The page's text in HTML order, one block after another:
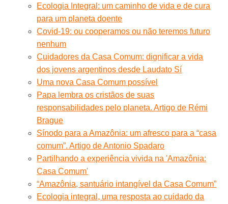
Ecologia Integral: um caminho de vida e de cura
para um planeta doente
Covid-19: ou cooperamos ou não teremos futuro
nenhum
Cuidadores da Casa Comum: dignificar a vida
dos jovens argentinos desde Laudato Sí
Uma nova Casa Comum possível
Papa lembra os cristãos de suas
responsabilidades pelo planeta. Artigo de Rémi
Brague
Sínodo para a Amazônia: um afresco para a “casa
comum”. Artigo de Antonio Spadaro
Partilhando a experiência vivida na 'Amazônia:
Casa Comum'
“Amazônia, santuário intangível da Casa Comum”
Ecologia integral, uma resposta ao cuidado da